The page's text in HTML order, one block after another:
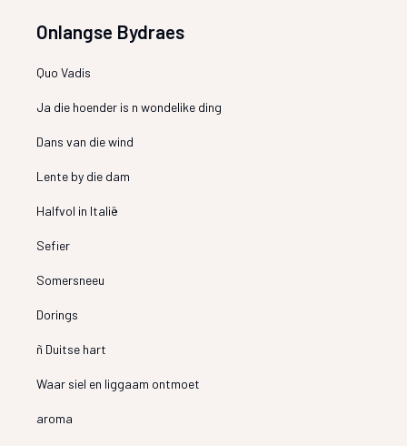
Onlangse Bydraes
Quo Vadis
Ja die hoender is n wondelike ding
Dans van die wind
Lente by die dam
Halfvol in Italië
Sefier
Somersneeu
Dorings
ñ Duitse hart
Waar siel en liggaam ontmoet
aroma